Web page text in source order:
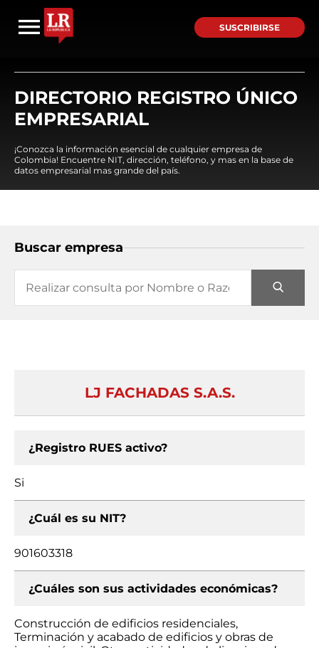
SUSCRIBIRSE
DIRECTORIO REGISTRO ÚNICO
EMPRESARIAL
¡Conozca la información esencial de cualquier empresa de
Colombia! Encuentre NIT, dirección, teléfono, y mas en la base de
datos empresarial mas grande del país.
Buscar empresa
LJ FACHADAS S.A.S.
¿Registro RUES activo?
Si
¿Cuál es su NIT?
901603318
¿Cuáles son sus actividades económicas?
Construcción de edificios residenciales,
Terminación y acabado de edificios y obras de